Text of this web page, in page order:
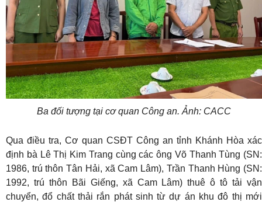
Ba đối tượng tại cơ quan Công an. Ảnh: CACC
Qua điều tra, Cơ quan CSĐT Công an tỉnh Khánh Hòa xác
định bà Lê Thị Kim Trang cùng các ông Võ Thanh Tùng (SN:
1986, trú thôn Tân Hải, xã Cam Lâm), Trần Thanh Hùng (SN:
1992, trú thôn Bãi Giếng, xã Cam Lâm) thuê ô tô tải vận
chuyển, đổ chất thải rắn phát sinh từ dự án khu đô thị mới